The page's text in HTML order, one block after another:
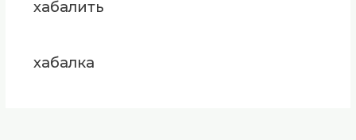
хабалить
хабалка